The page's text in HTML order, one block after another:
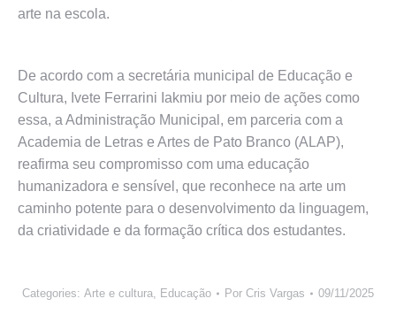
arte na escola.
De acordo com a secretária municipal de Educação e
Cultura, Ivete Ferrarini Iakmiu por meio de ações como
essa, a Administração Municipal, em parceria com a
Academia de Letras e Artes de Pato Branco (ALAP),
reafirma seu compromisso com uma educação
humanizadora e sensível, que reconhece na arte um
caminho potente para o desenvolvimento da linguagem,
da criatividade e da formação crítica dos estudantes.
Categories: Arte e cultura, Educação Por Cris Vargas 09/11/2025